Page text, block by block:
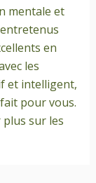
mentale et
en
les
et intelligent,
pour vous.
sur les